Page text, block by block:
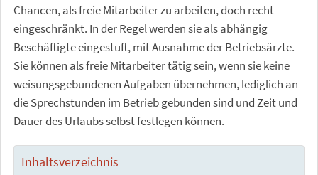
Chancen, als freie Mitarbeiter zu arbeiten, doch recht
eingeschränkt. In der Regel werden sie als abhängig
Beschäftigte eingestuft, mit Ausnahme der Betriebsärzte.
Sie können als freie Mitarbeiter tätig sein, wenn sie keine
weisungsgebundenen Aufgaben übernehmen, lediglich an
die Sprechstunden im Betrieb gebunden sind und Zeit und
Dauer des Urlaubs selbst festlegen können.
Inhaltsverzeichnis